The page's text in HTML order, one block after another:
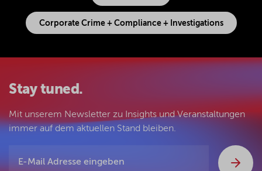
Corporate Crime + Compliance + Investigations
Stay tuned.
Mit unserem Newsletter zu Insights und Veranstaltungen
immer auf dem aktuellen Stand bleiben.